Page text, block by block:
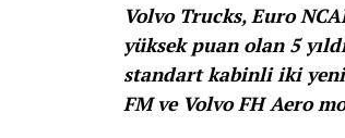
Volvo Trucks, Euro
yüksek puan olan 5
standart kabinli iki yeni
FM ve Volvo FH Aero